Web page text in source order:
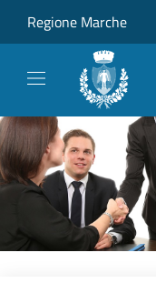
Regione Marche